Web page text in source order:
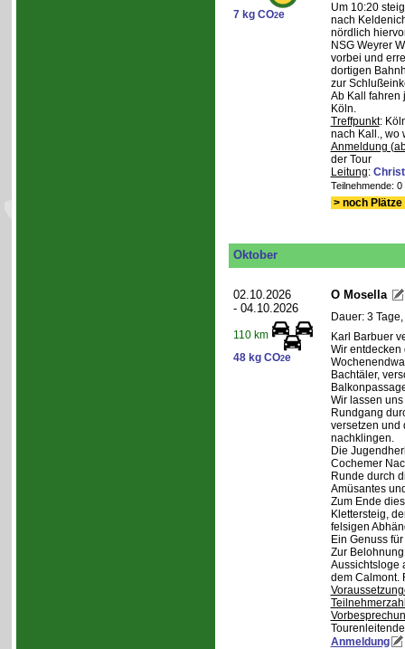
7 kg CO2e
Um 10:20
nach
nördlich
NSG Weyrer
vorbei und
dortigen
zur
Ab Kall fahren
Köln.
Treffpunkt:
nach Kall., wo
Anmeldung
der Tour
Leitung:
Teilnehmende:
> noch
Oktober
02.10.2026
- 04.10.2026
110 km
48 kg CO2e
O Mosella
Dauer: 3
Karl Barbuer
Wir
Bachtäler,
Wir lassen
Rundgang
versetzen und
nachklingen.
Die
Cochemer
Runde durch
Amüsantes
Zum Ende
Klettersteig,
felsigen
Ein Genuss
Zur
Aussichtsloge
dem Calmont.
Anmeldung